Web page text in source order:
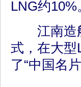
LNG约10%
江南造船
式，在大
了“中国名片